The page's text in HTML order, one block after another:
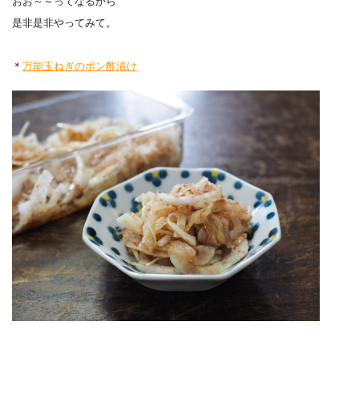
是非是非やってみて。
＊ 万能玉ねぎのポン酢漬け